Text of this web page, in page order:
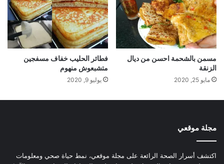
مسمن بالشحمة احسن من ديال
الزنقة
مايو 25, 2020
فطائر الحليب خفاف مسفجين
متشبعوش منهوم
يوليو 9, 2020
مجلة موقعي
اكتشف أسرار الصحة الرائعة على مجلة موقعي، نمط حياة صحي ومعلومات